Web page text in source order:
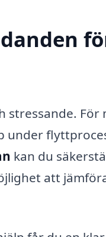
stressande.
kan du
att